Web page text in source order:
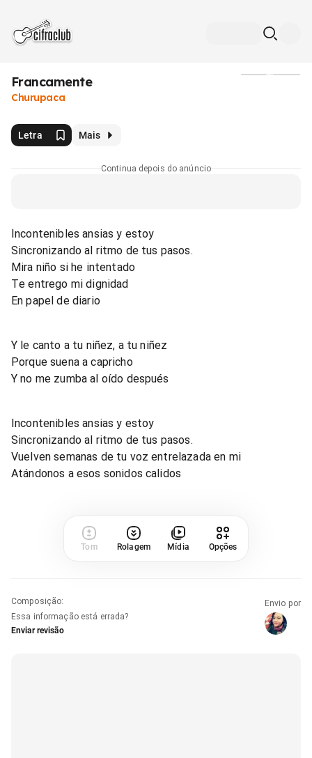
Francamente
Churupaca
Letra Mais
Continua depois do anúncio
Incontenibles ansias y estoy
Sincronizando al ritmo de tus pasos.
Mira niño si he intentado
Te entrego mi dignidad
En papel de diario
Y le canto a tu niñez, a tu niñez
Porque suena a capricho
Y no me zumba al oído después
Incontenibles ansias y estoy
Sincronizando al ritmo de tus pasos.
Vuelven semanas de tu voz entrelazada en mi
Atándonos a esos sonidos calidos
Tom Rolagem Mídia Opções
Composição:
Essa informação está errada?
Enviar revisão
Envio por